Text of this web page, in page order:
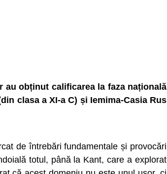
au obținut calificarea la faza națională
clasa a XI-a C) și Iemima-Casia Rus
de întrebări fundamentale și provocări
totul, până la Kant, care a explorat